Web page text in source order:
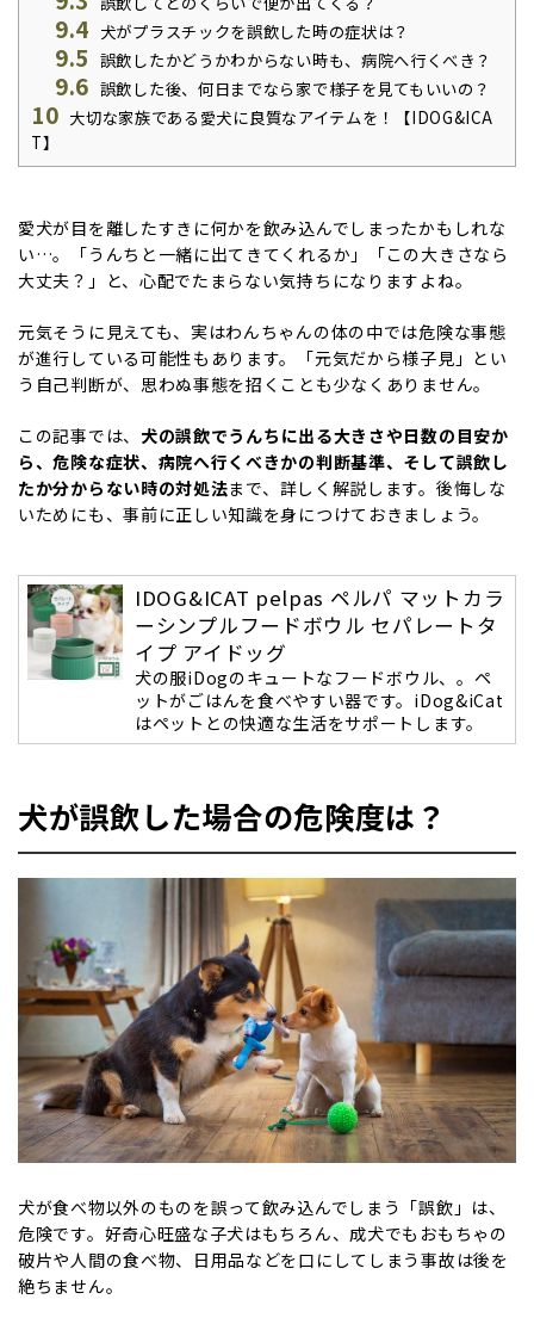
9.4 犬がプラスチックを誤飲した時の症状は？
9.5 誤飲したかどうかわからない時も、病院へ行くべき？
9.6 誤飲した後、何日までなら家で様子を見てもいいの？
10 大切な家族である愛犬に良質なアイテムを！【IDOG&ICA
T】
愛犬が目を離したすきに何かを飲み込んでしまったかもしれな
い…。「うんちと一緒に出てきてくれるか」「この大きさなら
大丈夫？」と、心配でたまらない気持ちになりますよね。
元気そうに見えても、実はわんちゃんの体の中では危険な事態
が進行している可能性もあります。「元気だから様子見」とい
う自己判断が、思わぬ事態を招くことも少なくありません。
この記事では、 犬の誤飲でうんちに出る大きさや日数の目安か
ら、危険な症状、病院へ行くべきかの判断基準、そして誤飲し
たか分からない時の対処法まで、詳しく解説します。後悔しな
いためにも、事前に正しい知識を身につけておきましょう。
IDOG&ICAT pelpas ペルパ マットカラ
ーシンプルフードボウル セパレートタ
イプ アイドッグ
犬の服iDogのキュートなフードボウル、。ペ
ットがごはんを食べやすい器です。iDog&iCat
はペットとの快適な生活をサポートします。
犬が誤飲した場合の危険度は？
犬が食べ物以外のものを誤って飲み込んでしまう「誤飲」は、
危険です。好奇心旺盛な子犬はもちろん、成犬でもおもちゃの
破片や人間の食べ物、日用品などを口にしてしまう事故は後を
絶ちません。